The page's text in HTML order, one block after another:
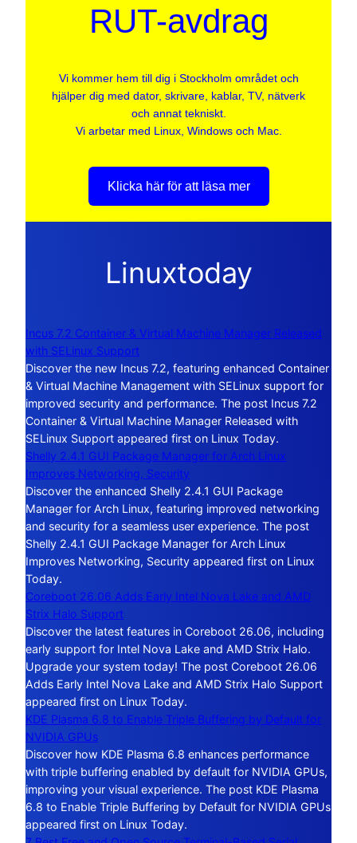
RUT-avdrag
Vi kommer hem till dig i Stockholm området och
hjälper dig med dator, skrivare, kablar, TV, nätverk
och annat tekniskt.
Vi arbetar med Linux, Windows och Mac.
Klicka här för att läsa mer
Linuxtoday
Incus 7.2 Container & Virtual Machine Manager Released
with SELinux Support
Discover the new Incus 7.2, featuring enhanced Container
& Virtual Machine Management with SELinux support for
improved security and performance. The post Incus 7.2
Container & Virtual Machine Manager Released with
SELinux Support appeared first on Linux Today.
Shelly 2.4.1 GUI Package Manager for Arch Linux
Improves Networking, Security
Discover the enhanced Shelly 2.4.1 GUI Package
Manager for Arch Linux, featuring improved networking
and security for a seamless user experience. The post
Shelly 2.4.1 GUI Package Manager for Arch Linux
Improves Networking, Security appeared first on Linux
Today.
Coreboot 26.06 Adds Early Intel Nova Lake and AMD
Strix Halo Support
Discover the latest features in Coreboot 26.06, including
early support for Intel Nova Lake and AMD Strix Halo.
Upgrade your system today! The post Coreboot 26.06
Adds Early Intel Nova Lake and AMD Strix Halo Support
appeared first on Linux Today.
KDE Plasma 6.8 to Enable Triple Buffering by Default for
NVIDIA GPUs
Discover how KDE Plasma 6.8 enhances performance
with triple buffering enabled by default for NVIDIA GPUs,
improving your visual experience. The post KDE Plasma
6.8 to Enable Triple Buffering by Default for NVIDIA GPUs
appeared first on Linux Today.